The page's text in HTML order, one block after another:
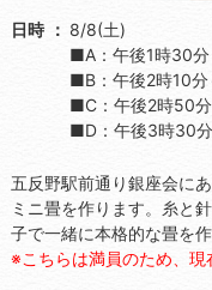
日時
8/8(土)
■A：午後1時30
■B：午後2時10
■C：午後2時50
■D：午後3時30
五反野駅前通り銀座会に
ミニ畳を作ります。糸と
子で一緒に本格的な畳を作
※こちらは満員のため、